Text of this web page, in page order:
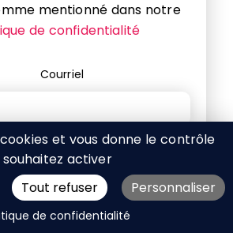
mentionné dans notre
de confidentialité
Courriel
UN DEVIS
et vous donne le contrôle
souhaitez activer
Tout refuser Personnaliser
de confidentialité